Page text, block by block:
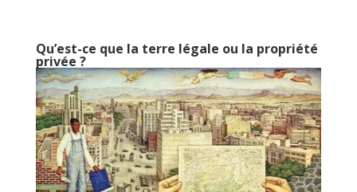
Qu’est-ce que la terre légale ou la propriété
privée ?